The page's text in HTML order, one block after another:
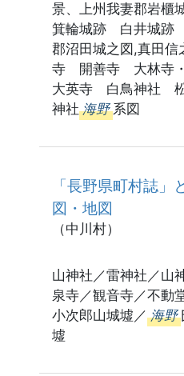
景、上州我妻郡岩櫃
箕輪城跡 白井城跡
郡沼田城之図,真田信
寺 開善寺 大林寺
大英寺 白鳥神社 松
神社 海野 系図
「長野県町村誌」
図・地図
（中川村）
山神社／雷神社／山
泉寺／観音寺／不動
小次郎山城墟／ 海野
墟